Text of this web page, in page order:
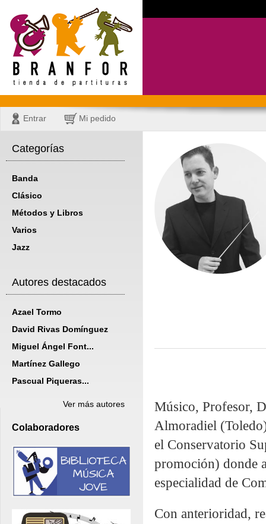
Entrar Mi pedido
Categorías
Banda
Clásico
Métodos y Libros
Varios
Jazz
Autores destacados
Azael Tormo
David Rivas Domínguez
Miguel Ángel Font...
Martínez Gallego
Pascual Piqueras...
Ver más autores
Colaboradores
Músico, Profesor,
Almoradiel
el Conservatorio
promoción) donde
especialidad de
Con anterioridad,